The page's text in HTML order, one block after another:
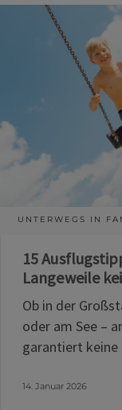
UNTERWEGS IN
15
Langeweile
Ob in der
oder am See –
garantiert keine
14. Januar 2026